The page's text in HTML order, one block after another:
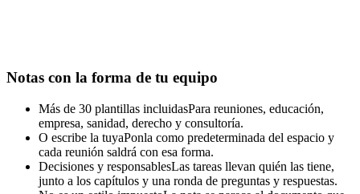
Notas con la forma de tu equipo
Más de 30 plantillas incluidasPara reuniones, educación,
empresa, sanidad, derecho y consultoría.
O escribe la tuyaPonla como predeterminada del espacio y
cada reunión saldrá con esa forma.
Decisiones y responsablesLas tareas llevan quién las tiene,
junto a los capítulos y una ronda de preguntas y respuestas.